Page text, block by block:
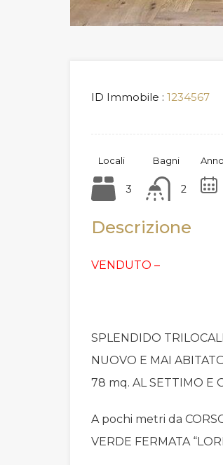
ID Immobile : 1234567
Locali
3
Bagni
2
Descrizione
VENDUTO –
SPLENDIDO
NUOVO E MAI
78 mq. AL SETTIMO E
A pochi metri da
VERDE FERMATA